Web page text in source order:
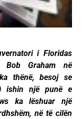
i Floridas
Bob Graham në
thënë, besoj se
ishin një punë e
ka lëshuar një
në të cilën